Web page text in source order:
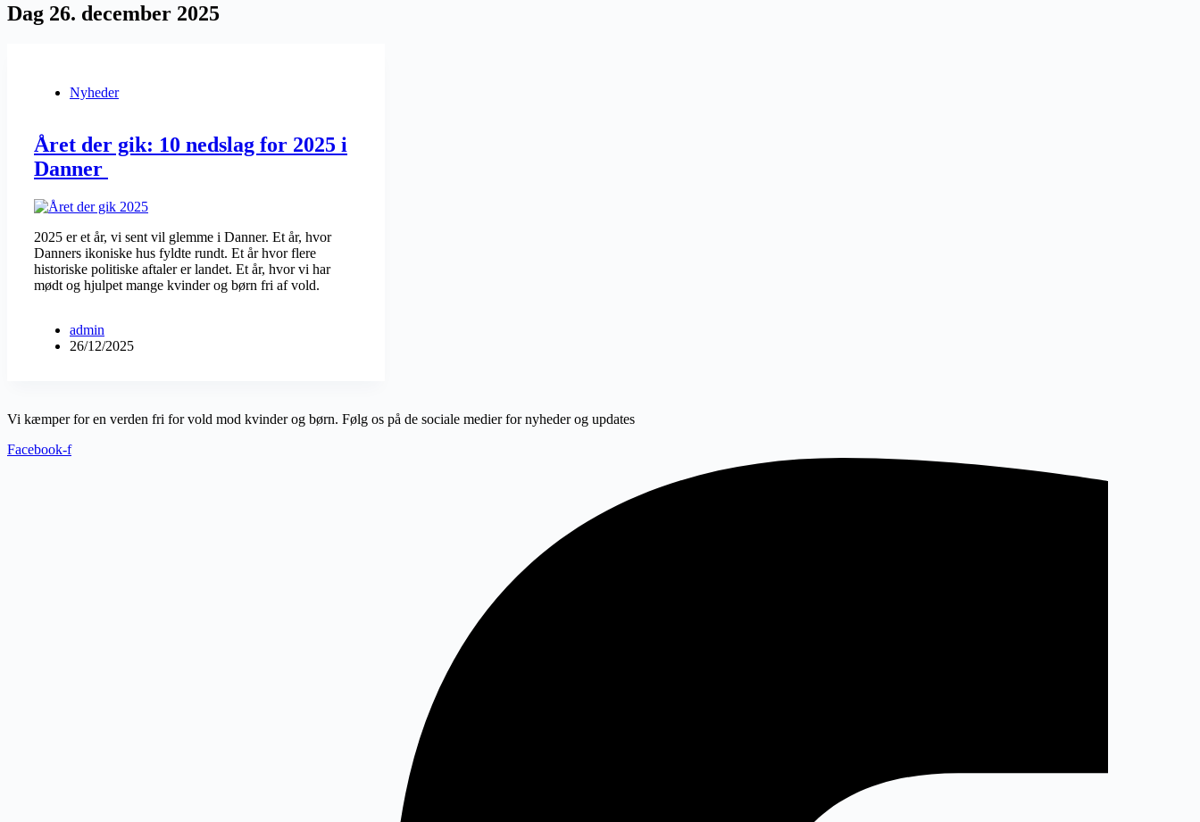
Dag 26. december 2025
Nyheder
Året der gik: 10 nedslag for 2025 i
Danner
2025 er et år, vi sent vil glemme i Danner. Et år, hvor
Danners ikoniske hus fyldte rundt. Et år hvor flere
historiske politiske aftaler er landet. Et år, hvor vi har
mødt og hjulpet mange kvinder og børn fri af vold.
admin
26/12/2025
Vi kæmper for en verden fri for vold mod kvinder og børn. Følg os på de sociale medier for nyheder og updates
Facebook-f